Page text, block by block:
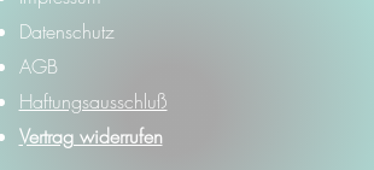
Datenschutz
AGB
Haftungsausschluß
Vertrag widerrufen